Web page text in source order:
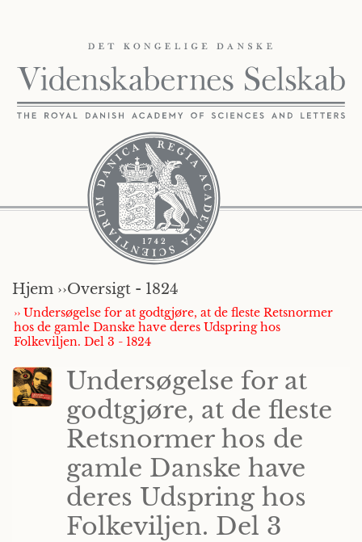
Hjem ››Oversigt - 1824
›› Undersøgelse for at godtgjøre, at de fleste Retsnormer
hos de gamle Danske have deres Udspring hos
Folkeviljen. Del 3 - 1824
Undersøgelse for at
godtgjøre, at de fleste
Retsnormer hos de
gamle Danske have
deres Udspring hos
Folkeviljen. Del 3